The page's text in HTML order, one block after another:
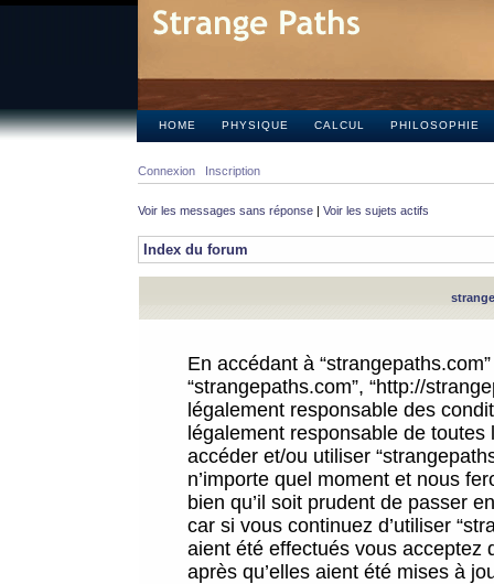
HOME PHYSIQUE CALCUL PHILOSOPHIE
Connexion Inscription
Voir les messages sans réponse | Voir les sujets actifs
Index du forum
En accédant à
“strangepaths.com”, “http://
légalement responsable des
légalement responsable de
accéder et/ou utiliser
n’importe quel moment et nous
bien qu’il soit prudent de passer
car si vous continuez d’utiliser
aient été effectués vous acceptez
après qu’elles aient été mises à